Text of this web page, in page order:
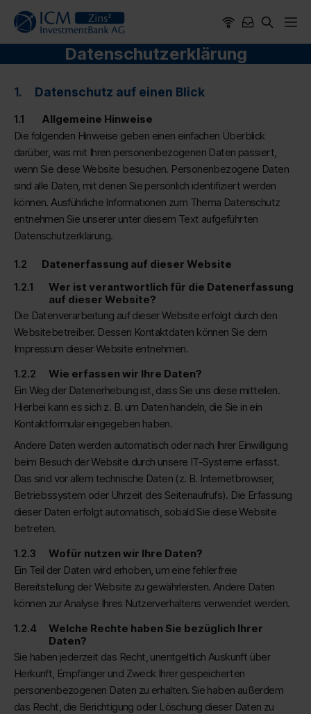
Datenschutzerklärung
Datenschutz auf einen Blick
Allgemeine Hinweise
Die folgenden Hinweise geben einen einfachen Überblick
darüber, was mit Ihren personenbezogenen Daten passiert,
wenn Sie diese Website besuchen. Personenbezogene Daten
sind alle Daten, mit denen Sie persönlich identifiziert werden
können. Ausführliche Informationen zum Thema Datenschutz
entnehmen Sie unserer unter diesem Text aufgeführten
Datenschutzerklärung.
Datenerfassung auf dieser Website
Wer ist verantwortlich für die Datenerfassung
auf dieser Website?
Die Datenverarbeitung auf dieser Website erfolgt durch den
Websitebetreiber. Dessen Kontaktdaten können Sie dem
Impressum dieser Website entnehmen.
Wie erfassen wir Ihre Daten?
Ein Weg der Datenerhebung ist, dass Sie uns diese mitteilen.
Hierbei kann es sich z. B. um Daten handeln, die Sie in ein
Kontaktformular eingegeben haben.
Andere Daten werden automatisch oder nach Ihrer Einwilligung
beim Besuch der Website durch unsere IT-Systeme erfasst.
Das sind vor allem technische Daten (z. B. Internetbrowser,
Betriebssystem oder Uhrzeit des Seitenaufrufs). Die Erfassung
dieser Daten erfolgt automatisch, sobald Sie diese Website
betreten.
Wofür nutzen wir Ihre Daten?
Ein Teil der Daten wird erhoben, um eine fehlerfreie
Bereitstellung der Website zu gewährleisten. Andere Daten
können zur Analyse Ihres Nutzerverhaltens verwendet werden.
Welche Rechte haben Sie bezüglich Ihrer
Daten?
Sie haben jederzeit das Recht, unentgeltlich Auskunft über
Herkunft, Empfänger und Zweck Ihrer gespeicherten
personenbezogenen Daten zu erhalten. Sie haben außerdem
das Recht, die Berichtigung oder Löschung dieser Daten zu